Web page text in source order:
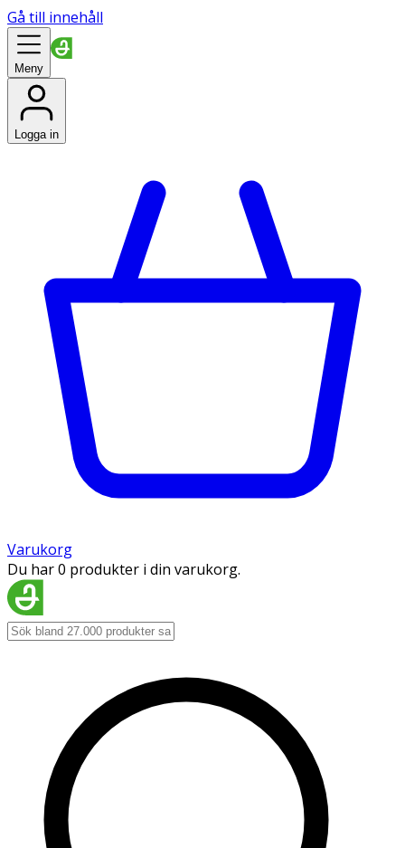
Gå till innehåll
Meny
Logga in
Varukorg
Du har 0 produkter i din varukorg.